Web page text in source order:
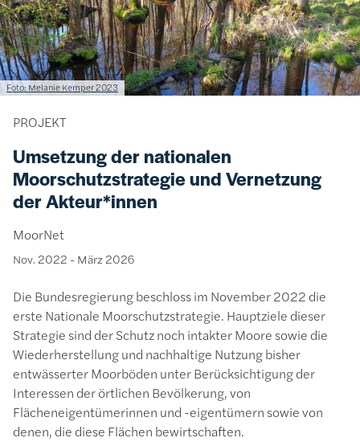
Lizenzinformationen einschließlich Urheberrecht
Foto: Melanie Kemper 2023
PROJEKT
Umsetzung der nationalen
Moorschutzstrategie und Vernetzung
der Akteur*innen
MoorNet
Nov. 2022 - März 2026
Die Bundesregierung beschloss im November 2022 die
erste Nationale Moorschutzstrategie. Hauptziele dieser
Strategie sind der Schutz noch intakter Moore sowie die
Wiederherstellung und nachhaltige Nutzung bisher
entwässerter Moorböden unter Berücksichtigung der
Interessen der örtlichen Bevölkerung, von
Flächeneigentümerinnen und -eigentümern sowie von
denen, die diese Flächen bewirtschaften.